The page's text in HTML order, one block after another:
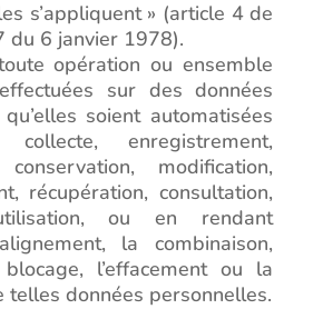
s’appliquent » (article 4 de
du 6 janvier 1978).
opération ou ensemble
sur des données
soient automatisées
enregistrement,
conservation, modification,
récupération, consultation,
ou en rendant
la combinaison,
l’effacement ou la
telles données personnelles.